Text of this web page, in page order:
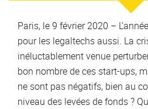
Paris, le 9 février 2020 –
pour les legaltechs aussi. La
inéluctablement venue
bon nombre de ces start-ups,
ne sont pas négatifs, bien au
niveau des levées de fonds ?